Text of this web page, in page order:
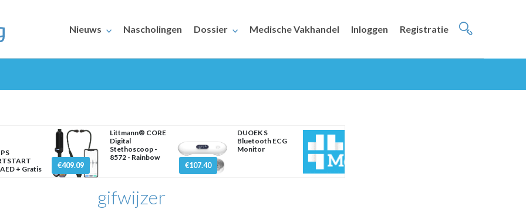
Nieuws Nascholingen Dossier Medische Vakhandel Inloggen Registratie
+ Gratis
€409.09
Littmann® CORE
Digital
Stethoscoop -
8572 - Rainbow
€107.40
DUOEK S
Bluetooth ECG
Monitor
gifwijzer